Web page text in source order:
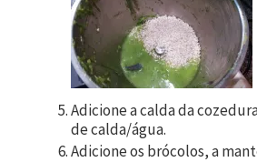
Adicione a calda da
de calda/água.
Adicione os brócolos, a